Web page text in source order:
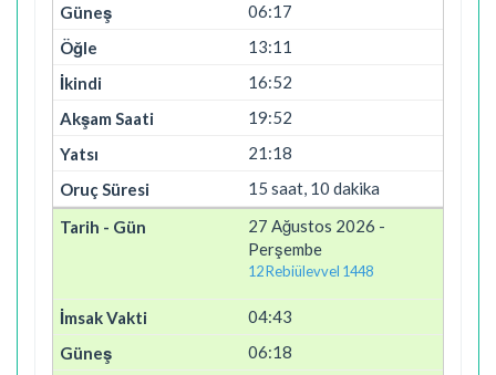
06:17
13:11
16:52
19:52
21:18
15 saat, 10 dakika
27 Ağustos 2026 -
Perşembe
12 Rebiülevvel 1448
04:43
06:18